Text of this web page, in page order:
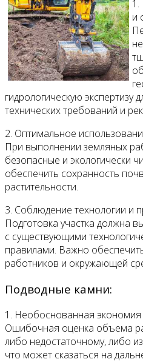
и
гидрологическую экспертизу
технических требований и
2. Оптимальное
При выполнении земляных
безопасные и экологически
обеспечить сохранность
растительности.
3. Соблюдение технологии и
Подготовка участка должна
с существующими
правилами. Важно
работников и окружающей
Подводные камни:
1. Необоснованная
Ошибочная оценка объема
либо недостаточному, либо
что может сказаться на